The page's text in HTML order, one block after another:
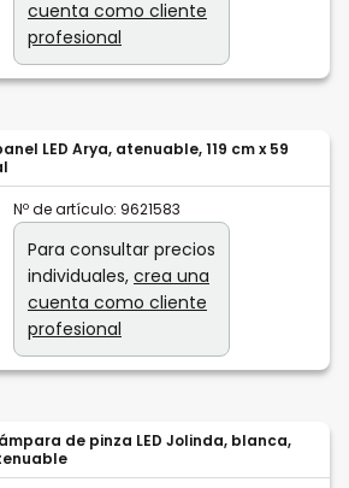
cuenta como cliente
profesional
LED Arya, atenuable, 119 cm x 59
Nº de artículo: 9621583
Para consultar precios
individuales, crea una
cuenta como cliente
profesional
de pinza LED Jolinda, blanca,